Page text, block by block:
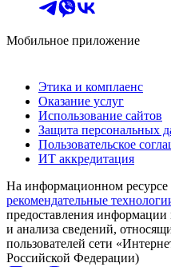
Мобильное приложение
Этика и комплаенс
Оказание услуг
Использование сайтов
Защита персональных
Пользовательское
ИТ аккредитация
На информационном ресурсе
рекомендательные
предоставления информации
и анализа сведений,
пользователей сети
Российской Федерации)